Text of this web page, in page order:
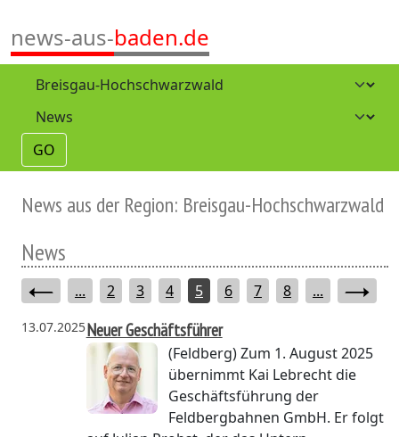
news-aus-baden.de
GO
News aus der Region: Breisgau-Hochschwarzwald
News
... 2 3 4 5 6 7 8 ...
13.07.2025Neuer Geschäftsführer
(Feldberg)Zum 1. August 2025
übernimmt Kai Lebrecht die
Geschäftsführung der
Feldbergbahnen GmbH. Er folgt